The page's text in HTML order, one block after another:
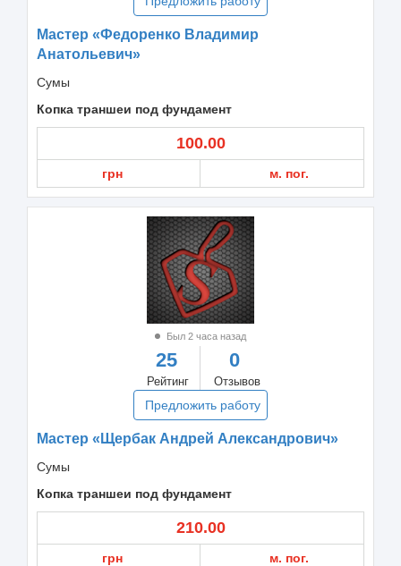
Мастер «Федоренко Владимир
Анатольевич»
Сумы
Копка траншеи под фундамент
100.00
грн м. пог.
Был 2 часа назад
25
Рейтинг
0
Отзывов
Предложить работу
Мастер «Щербак Андрей Александрович»
Сумы
Копка траншеи под фундамент
210.00
грн м. пог.